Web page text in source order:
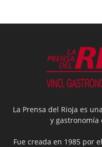
La Prensa del Rioja es
y gastronomía
Fue creada en 1985 por